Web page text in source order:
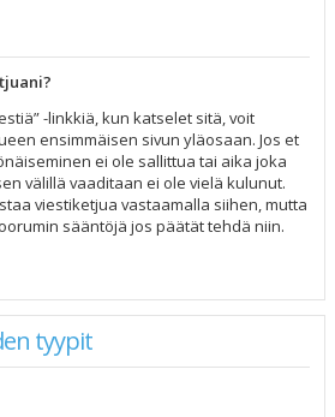
-linkkiä, kun katselet sitä, voit
ensimmäisen sivun yläosaan. Jos et
ei ole sallittua tai aika joka
välillä vaaditaan ei ole vielä kulunut.
viestiketjua vastaamalla siihen, mutta
sääntöjä jos päätät tehdä niin.
tyypit